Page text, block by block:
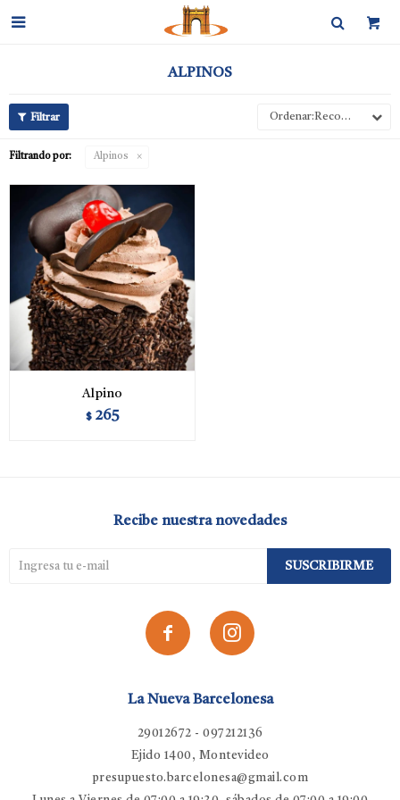

ALPINOS
Recomendados
Filtrando por: Alpinos
Alpino
$ 265
La Nueva Barcelonesa
29012672 - 097212136
Ejido 1400, Montevideo
presupuesto.barcelonesa@gmail.com
Recibe nuestra novedades
SUSCRIBIRME
 